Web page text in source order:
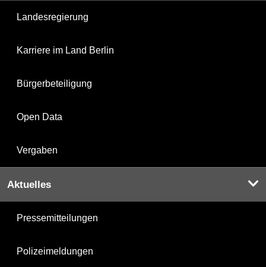
Landesregierung
Karriere im Land Berlin
Bürgerbeteiligung
Open Data
Vergaben
Aktuelles
Pressemitteilungen
Polizeimeldungen